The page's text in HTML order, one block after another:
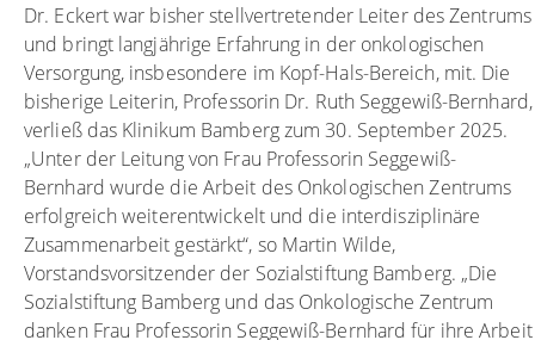
Dr. Eckert war bisher stellvertretender Leiter des Zentrums
und bringt langjährige Erfahrung in der onkologischen
Versorgung, insbesondere im Kopf-Hals-Bereich, mit. Die
bisherige Leiterin, Professorin Dr. Ruth Seggewiß-Bernhard,
verließ das Klinikum Bamberg zum 30. September 2025.
„Unter der Leitung von Frau Professorin Seggewiß-
Bernhard wurde die Arbeit des Onkologischen Zentrums
erfolgreich weiterentwickelt und die interdisziplinäre
Zusammenarbeit gestärkt“, so Martin Wilde,
Vorstandsvorsitzender der Sozialstiftung Bamberg. „Die
Sozialstiftung Bamberg und das Onkologische Zentrum
danken Frau Professorin Seggewiß-Bernhard für ihre Arbeit